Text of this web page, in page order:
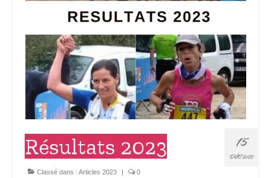
15
DÉC 2023
Résultats 2023
Classé dans : Articles 2023 | 0